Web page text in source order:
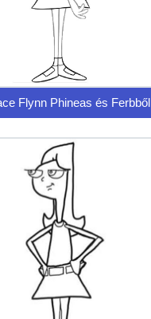
Flynn Phineas és Ferbből